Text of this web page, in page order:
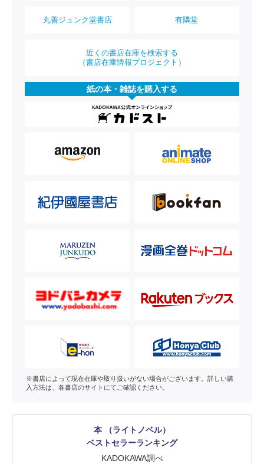
丸善ジュンク堂書店 有隣堂
近くの書店在庫を検索する
（書店在庫情報プロジェクト）
紙の本・雑誌を購入する
※書店によって現在在庫や取り扱いがない場合がございます。詳しい購
入方法は、各書店のサイトにてご確認ください。
本 （ライトノベル）
ベストセラーランキング
KADOKAWA調べ